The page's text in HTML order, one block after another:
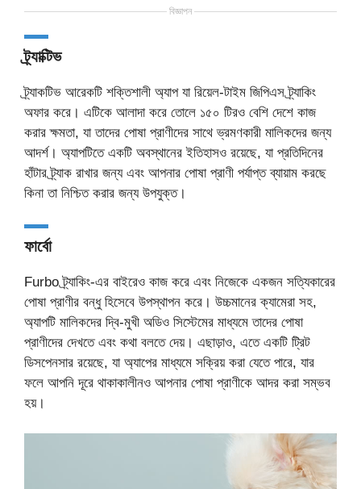
বিজ্ঞাপন
ট্র্যাক্টিভ
ট্র্যাকটিভ আরেকটি শক্তিশালী অ্যাপ যা রিয়েল-টাইম জিপিএস ট্র্যাকিং
অফার করে। এটিকে আলাদা করে তোলে ১৫০ টিরও বেশি দেশে কাজ
করার ক্ষমতা, যা তাদের পোষা প্রাণীদের সাথে ভ্রমণকারী মালিকদের জন্য
আদর্শ। অ্যাপটিতে একটি অবস্থানের ইতিহাসও রয়েছে, যা প্রতিদিনের
হাঁটার ট্র্যাক রাখার জন্য এবং আপনার পোষা প্রাণী পর্যাপ্ত ব্যায়াম করছে
কিনা তা নিশ্চিত করার জন্য উপযুক্ত।
ফার্বো
Furbo ট্র্যাকিং-এর বাইরেও কাজ করে এবং নিজেকে একজন সত্যিকারের
পোষা প্রাণীর বন্ধু হিসেবে উপস্থাপন করে। উচ্চমানের ক্যামেরা সহ,
অ্যাপটি মালিকদের দ্বি-মুখী অডিও সিস্টেমের মাধ্যমে তাদের পোষা
প্রাণীদের দেখতে এবং কথা বলতে দেয়। এছাড়াও, এতে একটি ট্রিট
ডিসপেনসার রয়েছে, যা অ্যাপের মাধ্যমে সক্রিয় করা যেতে পারে, যার
ফলে আপনি দূরে থাকাকালীনও আপনার পোষা প্রাণীকে আদর করা সম্ভব
হয়।